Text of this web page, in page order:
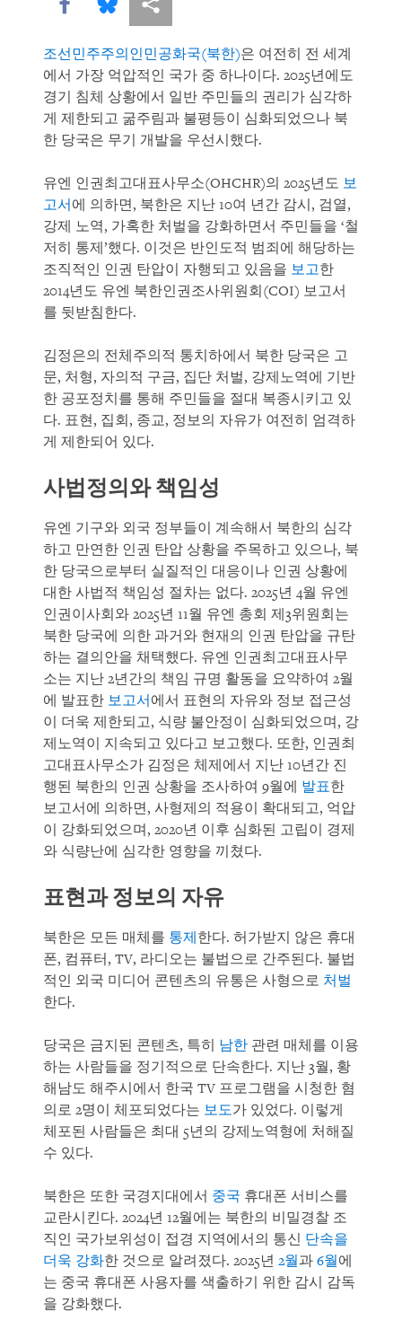
조선민주주의인민공화국(북한)은 여전히 전 세계
에서 가장 억압적인 국가 중 하나이다. 2025년에도
경기 침체 상황에서 일반 주민들의 권리가 심각하
게 제한되고 굶주림과 불평등이 심화되었으나 북
한 당국은 무기 개발을 우선시했다.
유엔 인권최고대표사무소(OHCHR)의 2025년도 보
고서 에 의하면, 북한은 지난 10여 년간 감시, 검열,
강제 노역, 가혹한 처벌을 강화하면서 주민들을 ‘철
저히 통제’했다. 이것은 반인도적 범죄에 해당하는
조직적인 인권 탄압이 자행되고 있음을 보고한
2014년도 유엔 북한인권조사위원회(COI) 보고서
를 뒷받침한다.
김정은의 전체주의적 통치하에서 북한 당국은 고
문, 처형, 자의적 구금, 집단 처벌, 강제노역에 기반
한 공포정치를 통해 주민들을 절대 복종시키고 있
다. 표현, 집회, 종교, 정보의 자유가 여전히 엄격하
게 제한되어 있다.
사법정의와 책임성
유엔 기구와 외국 정부들이 계속해서 북한의 심각
하고 만연한 인권 탄압 상황을 주목하고 있으나, 북
한 당국으로부터 실질적인 대응이나 인권 상황에
대한 사법적 책임성 절차는 없다. 2025년 4월 유엔
인권이사회와 2025년 11월 유엔 총회 제3위원회는
북한 당국에 의한 과거와 현재의 인권 탄압을 규탄
하는 결의안을 채택했다. 유엔 인권최고대표사무
소는 지난 2년간의 책임 규명 활동을 요약하여 2월
에 발표한 보고서 에서 표현의 자유와 정보 접근성
이 더욱 제한되고, 식량 불안정이 심화되었으며, 강
제노역이 지속되고 있다고 보고했다. 또한, 인권최
고대표사무소가 김정은 체제에서 지난 10년간 진
행된 북한의 인권 상황을 조사하여 9월에 발표한
보고서에 의하면, 사형제의 적용이 확대되고, 억압
이 강화되었으며, 2020년 이후 심화된 고립이 경제
와 식량난에 심각한 영향을 끼쳤다.
표현과 정보의 자유
북한은 모든 매체를 통제 한다. 허가받지 않은 휴대
폰, 컴퓨터, TV, 라디오는 불법으로 간주된다. 불법
적인 외국 미디어 콘텐츠의 유통은 사형으로 처벌
한다.
당국은 금지된 콘텐츠, 특히 남한 관련 매체를 이용
하는 사람들을 정기적으로 단속한다. 지난 3월, 황
해남도 해주시에서 한국 TV 프로그램을 시청한 혐
의로 2명이 체포되었다는 보도가 있었다. 이렇게
체포된 사람들은 최대 5년의 강제노역형에 처해질
수 있다.
북한은 또한 국경지대에서 중국 휴대폰 서비스를
교란시킨다. 2024년 12월에는 북한의 비밀경찰 조
직인 국가보위성이 접경 지역에서의 통신 단속을
더욱 강화한 것으로 알려졌다. 2025년 2월과 6월에
는 중국 휴대폰 사용자를 색출하기 위한 감시 감독
을 강화했다.